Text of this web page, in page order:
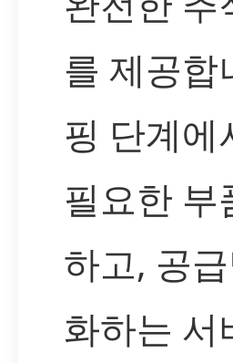
를 제공
핑 단계
필요한
하고, 공
화하는 서